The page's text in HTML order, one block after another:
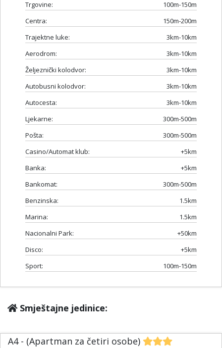
Trgovine:
100m-150m
Centra:
150m-200m
Trajektne luke:
3km-10km
Aerodrom:
3km-10km
Željeznički kolodvor:
3km-10km
Autobusni kolodvor:
3km-10km
Autocesta:
3km-10km
Ljekarne:
300m-500m
Pošta:
300m-500m
Casino/Automat klub:
+5km
Banka:
+5km
Bankomat:
300m-500m
Benzinska:
1.5km
Marina:
1.5km
Nacionalni Park:
+50km
Disco:
+5km
Sport:
100m-150m
Smještajne jedinice:
A4 - (Apartman za četiri osobe)